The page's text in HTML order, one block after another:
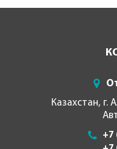
Казахстан, г.
+7